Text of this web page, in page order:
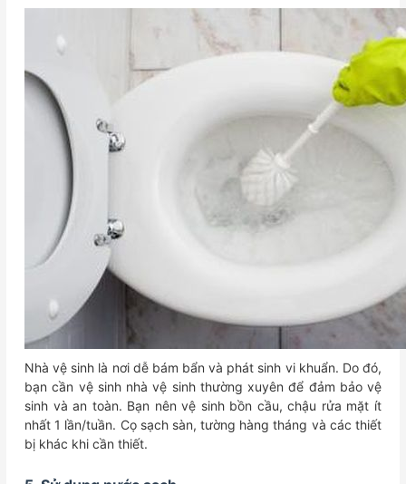
Nhà vệ sinh là nơi dễ bám bẩn và phát sinh vi khuẩn. Do đó,
bạn cần vệ sinh nhà vệ sinh thường xuyên để đảm bảo vệ
sinh và an toàn. Bạn nên vệ sinh bồn cầu, chậu rửa mặt ít
nhất 1 lần/tuần. Cọ sạch sàn, tường hàng tháng và các thiết
bị khác khi cần thiết.